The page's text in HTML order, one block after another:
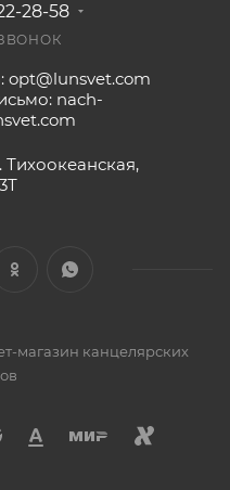
28-58
opt@lunsvet.com
nach-
Тихоокеанская,
магазин канцелярских